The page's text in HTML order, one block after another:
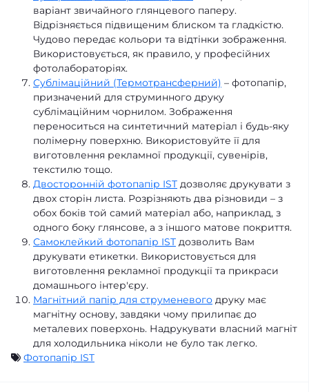
варіант звичайного глянцевого паперу.
Відрізняється підвищеним блиском та гладкістю.
Чудово передає кольори та відтінки зображення.
Використовується, як правило, у професійних
фотолабораторіях.
Сублімаційний (Термотрансферний) – фотопапір,
призначений для струминного друку
сублімаційним чорнилом. Зображення
переноситься на синтетичний матеріал і будь-яку
полімерну поверхню. Використовуйте її для
виготовлення рекламної продукції, сувенірів,
текстилю тощо.
Двосторонній фотопапір IST дозволяє друкувати з
двох сторін листа. Розрізняють два різновиди – з
обох боків той самий матеріал або, наприклад, з
одного боку глянсове, а з іншого матове покриття.
Самоклейкий фотопапір IST дозволить Вам
друкувати етикетки. Використовується для
виготовлення рекламної продукції та прикраси
домашнього інтер'єру.
Магнітний папір для струменевого друку має
магнітну основу, завдяки чому прилипає до
металевих поверхонь. Надрукувати власний магніт
для холодильника ніколи не було так легко.
Фотопапір IST